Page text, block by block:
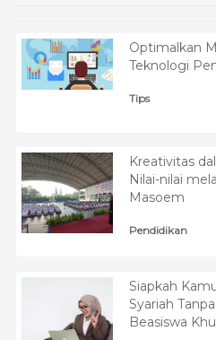
Optimalkan
Teknologi
Tips
Kreativitas
Nilai-nilai
Masoem
Pendidikan
Siapkah
Syariah
Beasiswa